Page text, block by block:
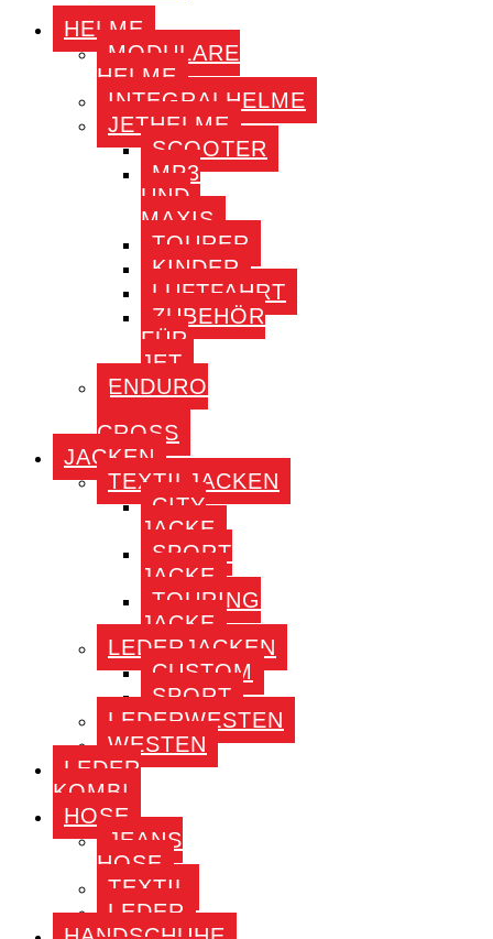
HELME
MODULARE
HELME
INTEGRALHELME
JETHELME
SCOOTER
MP3
UND
MAXIS
TOURER
KINDER
LUFTFAHRT
ZUBEHÖR
FÜR
JET
ENDURO
CROSS
JACKEN
TEXTILJACKEN
CITY
JACKE
SPORT
JACKE
TOURING
JACKE
LEDERJACKEN
CUSTOM
SPORT
LEDERWESTEN
WESTEN
LEDER
KOMBI
HOSE
JEANS
HOSE
TEXTIL
LEDER